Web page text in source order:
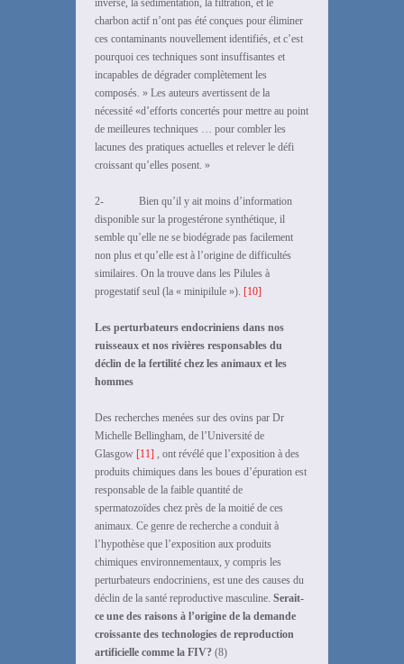
inversé, la sédimentation, la filtration, et le
charbon actif n’ont pas été conçues pour éliminer
ces contaminants nouvellement identifiés, et c’est
pourquoi ces techniques sont insuffisantes et
incapables de dégrader complètement les
composés. » Les auteurs avertissent de la
nécessité «d’efforts concertés pour mettre au point
de meilleures techniques … pour combler les
lacunes des pratiques actuelles et relever le défi
croissant qu’elles posent. »
2- Bien qu’il y ait moins d’information
disponible sur la progestérone synthétique, il
semble qu’elle ne se biodégrade pas facilement
non plus et qu’elle est à l’origine de difficultés
similaires. On la trouve dans les Pilules à
progestatif seul (la « minipilule »). [10]
Les perturbateurs endocriniens dans nos
ruisseaux et nos rivières responsables du
déclin de la fertilité chez les animaux et les
hommes
Des recherches menées sur des ovins par Dr
Michelle Bellingham, de l’Université de
Glasgow [11] , ont révélé que l’exposition à des
produits chimiques dans les boues d’épuration est
responsable de la faible quantité de
spermatozoïdes chez près de la moitié de ces
animaux. Ce genre de recherche a conduit à
l’hypothèse que l’exposition aux produits
chimiques environnementaux, y compris les
perturbateurs endocriniens, est une des causes du
déclin de la santé reproductive masculine. Serait-
ce une des raisons à l’origine de la demande
croissante des technologies de reproduction
artificielle comme la FIV? (8)